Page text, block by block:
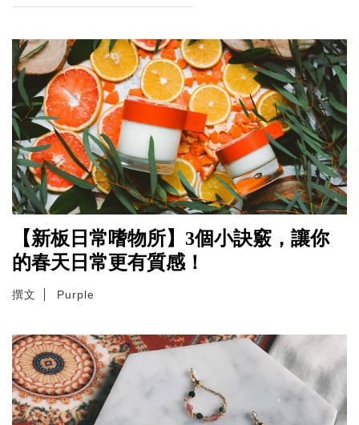
【新板日常嗜物所】3個小訣竅，讓你
的春天日常更有質感！
撰文 Purple